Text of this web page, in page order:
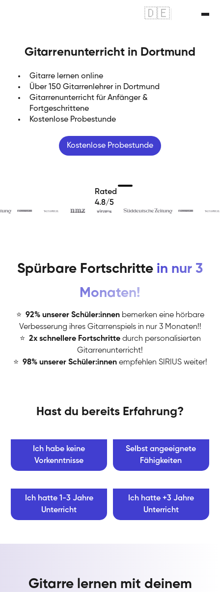
🇩🇪
Gitarrenunterricht in Dortmund
Gitarre lernen online
Über 150 Gitarrenlehrer in Dortmund
Gitarrenunterricht für Anfänger &
Fortgeschrittene
Kostenlose Probestunde
Kostenlose Probestunde
Rated
4.8/5
Spürbare Fortschritte in nur 3
Monaten!
⭐ 92% unserer Schüler:innen bemerken eine hörbare
Verbesserung ihres Gitarrenspiels in nur 3 Monaten!!
⭐ 2x schnellere Fortschritte durch personalisierten
Gitarrenunterricht!
⭐ 98% unserer Schüler:innen empfehlen SIRIUS weiter!
Hast du bereits Erfahrung?
Ich habe keine
Vorkenntnisse
Selbst angeeignete
Fähigkeiten
Ich hatte 1-3 Jahre
Unterricht
Ich hatte +3 Jahre
Unterricht
Gitarre lernen mit deinem